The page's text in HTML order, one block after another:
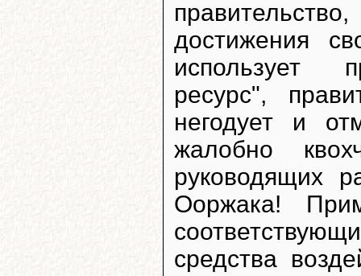
достижения
использует
ресурс",
негодует и
жалобно
руководящих
Ооржака!
средства